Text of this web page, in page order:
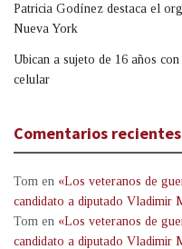
Patricia Godínez destaca el
Nueva York
Ubican a sujeto de 16 años
celular
Comentarios recientes
Tom en «Los veteranos de
candidato a diputado Vladimir
Tom en «Los veteranos de
candidato a diputado Vladimir